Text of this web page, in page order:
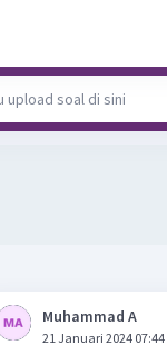
Muhammad A
21 Januari 2024 07:44